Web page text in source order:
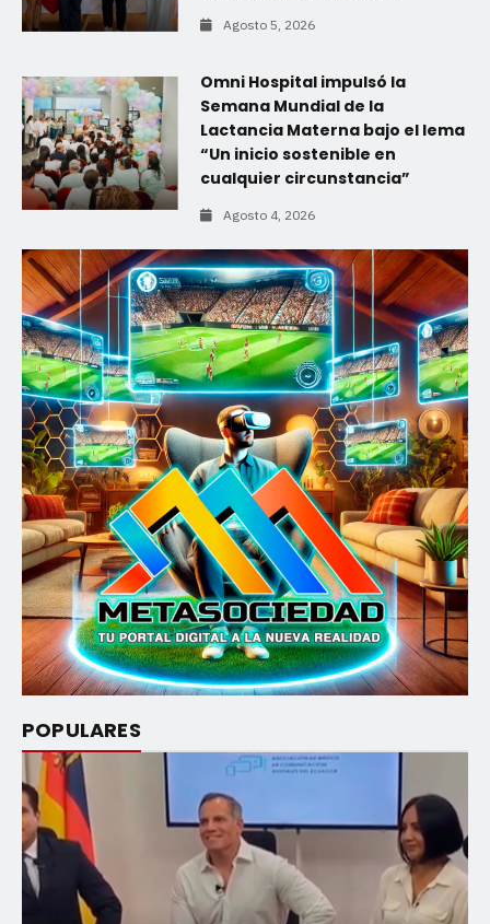
Agosto 5, 2026
Omni Hospital impulsó la
Semana Mundial de la
Lactancia Materna bajo el lema
“Un inicio sostenible en
cualquier circunstancia”
Agosto 4, 2026
POPULARES